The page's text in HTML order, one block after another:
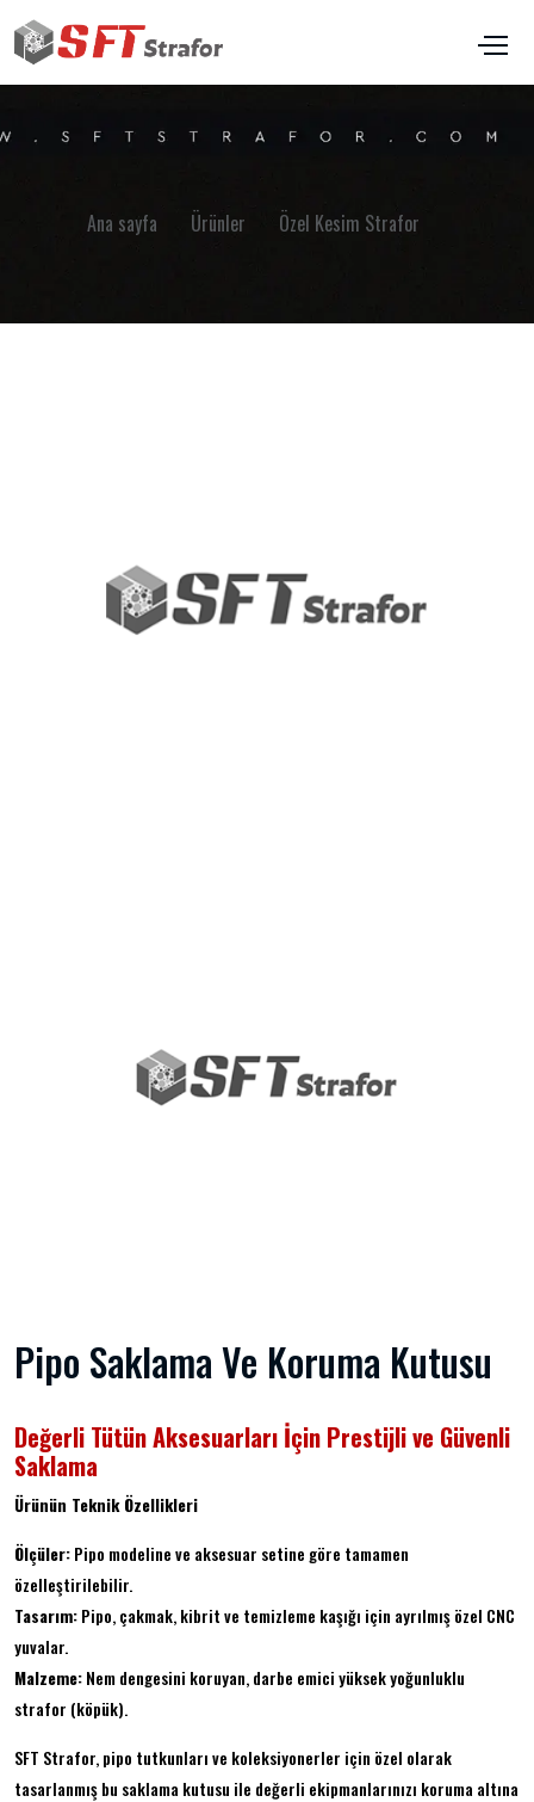
Ana sayfa Ürünler Özel Kesim Strafor
Pipo Saklama Ve Koruma Kutusu
Değerli Tütün Aksesuarları İçin Prestijli ve Güvenli
Saklama
Ürünün Teknik Özellikleri
Ölçüler:Pipo modeline ve aksesuar setine göre tamamen
özelleştirilebilir.
Tasarım:Pipo, çakmak, kibrit ve temizleme kaşığı için ayrılmış özel CNC
yuvalar.
Malzeme:Nem dengesini koruyan, darbe emici yüksek yoğunluklu
strafor (köpük).
SFT Strafor, pipo tutkunları ve koleksiyonerler için özel olarak
tasarlanmış bu saklama kutusu ile değerli ekipmanlarınızı koruma altına